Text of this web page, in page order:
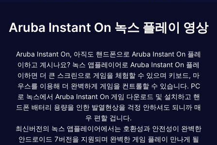
Aruba Instant On 녹스 플레이 영상
Aruba Instant On, 아직도 핸드폰으로 Aruba Instant On 플레
이하고 계시나요? 녹스 앱플레이어로 Aruba Instant On 플레
이하면 더 큰 스크린으로 게임을 체험할 수 있으며 키보드, 마
우스를 이용해 더 완벽하게 게임을 컨트롤할 수 있습니다. PC
로 녹스에서 Aruba Instant On 게임 다운로드 및 설치하고 핸
드폰 배터리 용량을 인한 발열현상을 걱정 안하셔도 되니까 매
우 편할 겁니다.
최신버전의 녹스 앱플레이어에서는 호환성과 안전성이 완벽한
안드로이드 7버전을 지원되며 완벽한 게임 플레이 만나게 될